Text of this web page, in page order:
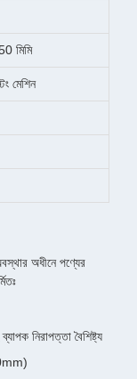
মিমি
মেশিন
অধীনে পণ্যের
নিরাপত্তা বৈশিষ্ট্য